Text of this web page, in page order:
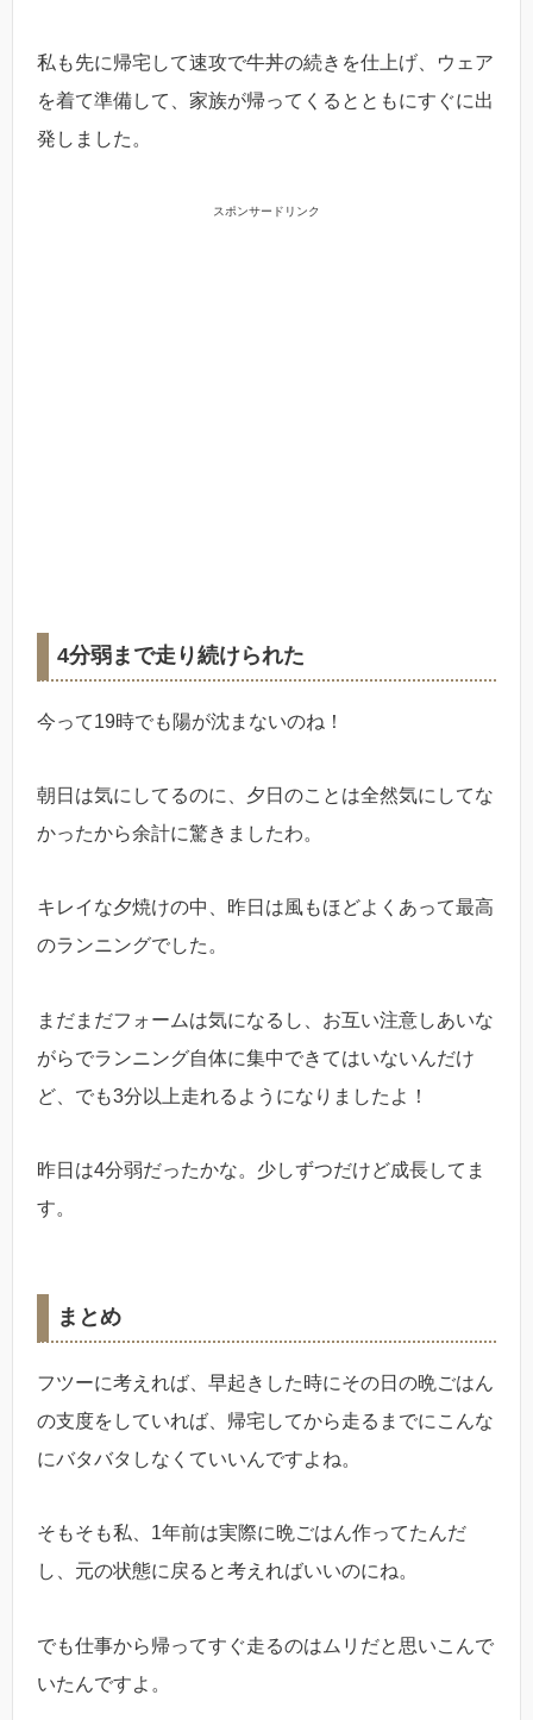
私も先に帰宅して速攻で牛丼の続きを仕上げ、ウェア
を着て準備して、家族が帰ってくるとともにすぐに出
発しました。
スポンサードリンク
4分弱まで走り続けられた
今って19時でも陽が沈まないのね！
朝日は気にしてるのに、夕日のことは全然気にしてな
かったから余計に驚きましたわ。
キレイな夕焼けの中、昨日は風もほどよくあって最高
のランニングでした。
まだまだフォームは気になるし、お互い注意しあいな
がらでランニング自体に集中できてはいないんだけ
ど、でも3分以上走れるようになりましたよ！
昨日は4分弱だったかな。少しずつだけど成長してま
す。
まとめ
フツーに考えれば、早起きした時にその日の晩ごはん
の支度をしていれば、帰宅してから走るまでにこんな
にバタバタしなくていいんですよね。
そもそも私、1年前は実際に晩ごはん作ってたんだ
し、元の状態に戻ると考えればいいのにね。
でも仕事から帰ってすぐ走るのはムリだと思いこんで
いたんですよ。